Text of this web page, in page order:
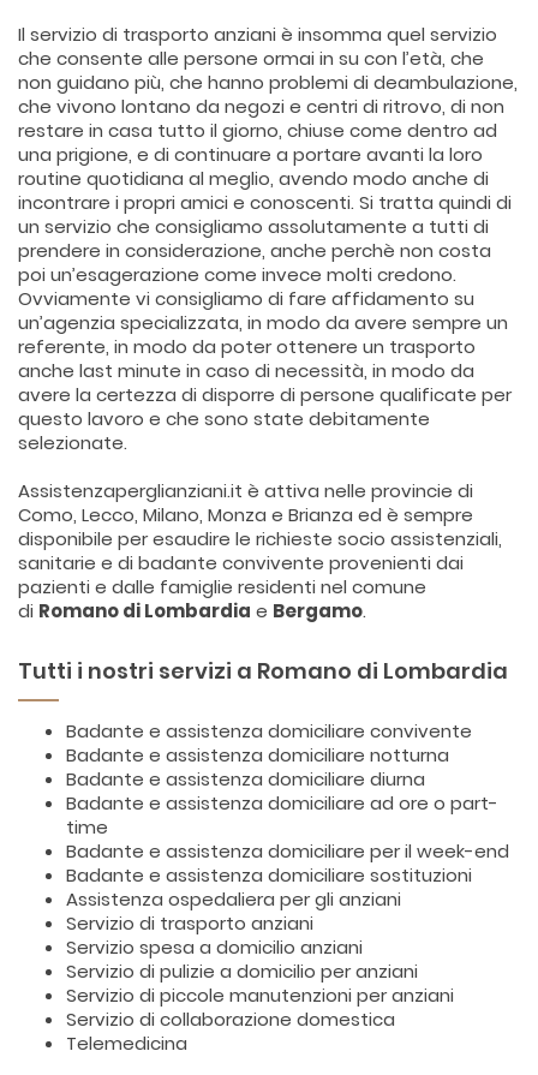
Il servizio di trasporto anziani è insomma quel servizio
che consente alle persone ormai in su con l’età, che
non guidano più, che hanno problemi di deambulazione,
che vivono lontano da negozi e centri di ritrovo, di non
restare in casa tutto il giorno, chiuse come dentro ad
una prigione, e di continuare a portare avanti la loro
routine quotidiana al meglio, avendo modo anche di
incontrare i propri amici e conoscenti. Si tratta quindi di
un servizio che consigliamo assolutamente a tutti di
prendere in considerazione, anche perchè non costa
poi un’esagerazione come invece molti credono.
Ovviamente vi consigliamo di fare affidamento su
un’agenzia specializzata, in modo da avere sempre un
referente, in modo da poter ottenere un trasporto
anche last minute in caso di necessità, in modo da
avere la certezza di disporre di persone qualificate per
questo lavoro e che sono state debitamente
selezionate.
Assistenzaperglianziani.it è attiva nelle provincie di
Como, Lecco, Milano, Monza e Brianza ed è sempre
disponibile per esaudire le richieste socio assistenziali,
sanitarie e di badante convivente provenienti dai
pazienti e dalle famiglie residenti nel comune
di Romano di Lombardia e Bergamo.
Tutti i nostri servizi a Romano di Lombardia
Badante e assistenza domiciliare convivente
Badante e assistenza domiciliare notturna
Badante e assistenza domiciliare diurna
Badante e assistenza domiciliare ad ore o part-
time
Badante e assistenza domiciliare per il week-end
Badante e assistenza domiciliare sostituzioni
Assistenza ospedaliera per gli anziani
Servizio di trasporto anziani
Servizio spesa a domicilio anziani
Servizio di pulizie a domicilio per anziani
Servizio di piccole manutenzioni per anziani
Servizio di collaborazione domestica
Telemedicina